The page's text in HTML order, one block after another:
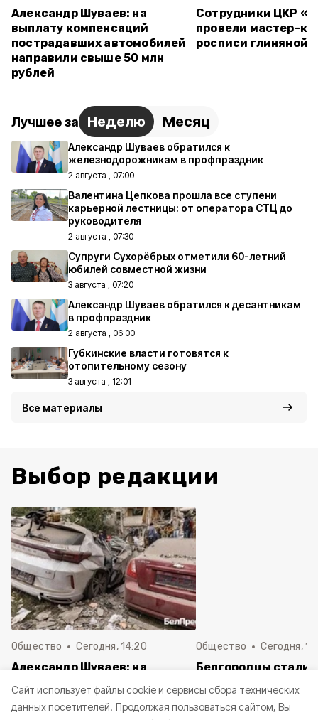
Cайт использует файлы cookie и сервисы сбора технических
данных посетителей. Продолжая пользоваться сайтом, Вы
Александр Шуваев: на
выплату компенсаций
пострадавших автомобилей
направили свыше 50 млн
рублей
Сотрудники ЦКР
провели мастер-
росписи глиняной
Лучшее за Неделю Месяц
Александр Шуваев обратился к
железнодорожникам в профпраздник
2 августа , 07:00
Валентина Цепкова прошла все ступени
карьерной лестницы: от оператора СТЦ до
руководителя
2 августа , 07:30
Супруги Сухорёбрых отметили 60-летний
юбилей совместной жизни
3 августа , 07:20
Александр Шуваев обратился к десантникам
в профпраздник
2 августа , 06:00
Губкинские власти готовятся к
отопительному сезону
3 августа , 12:01
Все материалы
Выбор редакции
Общество Сегодня, 14:20
Александр Шуваев: на
пострадавших автомобилей
направили свыше 50 млн
Общество Сегодня,
Белгородцы стали
в сети